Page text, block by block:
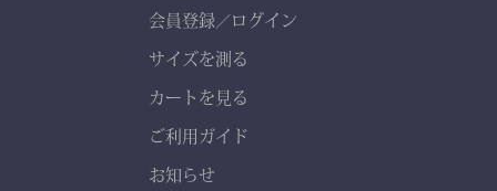
会員登録／ログイン
サイズを測る
カートを見る
ご利用ガイド
お知らせ